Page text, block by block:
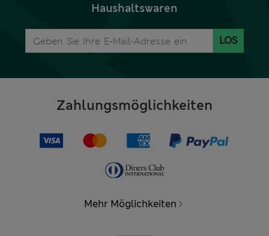
Haushaltswaren
LOS
Zahlungsmöglichkeiten
Mehr Möglichkeiten